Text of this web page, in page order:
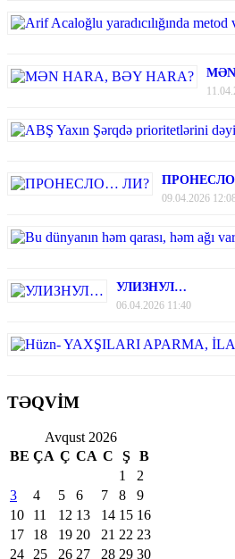
09.04.2026
УЛИЗНУЛ…
06.04.2026 11:40
TƏQVİM
Avqust 2026
BE ÇA Ç CA C Ş
B
1
2
3
4 5 6 7 8
9
10
11 12 13 14 15 16
17
18 19 20 21 22 23
24
25 26 27 28 29 30